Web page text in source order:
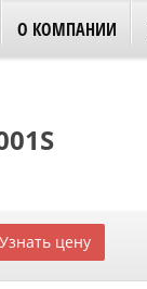
О КОМПАНИИ
Узнать цену